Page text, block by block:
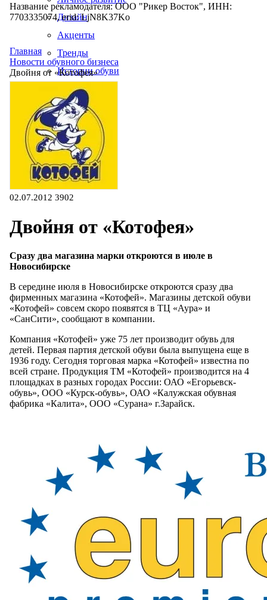
Дизайн
Акценты
Тренды
Истории обуви
Производство
Название рекламодателя: ООО "Рикер Восток", ИНН:
7703335074, erid: LjN8K37Ko
Главная
Новости обувного бизнеса
Двойня от «Котофея»
02.07.2012 3902
Двойня от «Котофея»
Сразу два магазина марки откроются в июле в
Новосибирске
В середине июля в Новосибирске откроются сразу два
фирменных магазина «Котофей». Магазины детской обуви
«Котофей» совсем скоро появятся в ТЦ «Аура» и
«СанСити», сообщают в компании.
Компания «Котофей» уже 75 лет производит обувь для
детей. Первая партия детской обуви была выпущена еще в
1936 году. Сегодня торговая марка «Котофей» известна по
всей стране. Продукция ТМ «Котофей» производится на 4
площадках в разных городах России: ОАО «Егорьевск-
обувь», ООО «Курск-обувь», ОАО «Калужская обувная
фабрика «Калита», ООО «Сурана» г.Зарайск.